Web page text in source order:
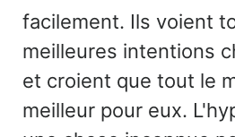
facilement. Ils voient
meilleures intentions
et croient que tout le
meilleur pour eux.